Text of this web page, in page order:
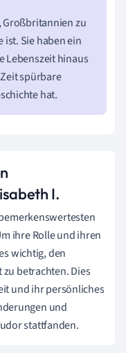
Großbritannien zu
ist. Sie haben ein
Lebenszeit hinaus
spürbare
hat.
I.
ihre Rolle und ihren
wichtig, den
betrachten. Dies
und ihr persönliches
und
stattfanden.